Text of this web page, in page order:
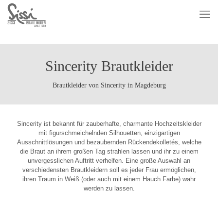
Sincerity Brautkleider
Brautkleider von Sincerity in Magdeburg
Sincerity ist bekannt für zauberhafte, charmante Hochzeitskleider
mit figurschmeichelnden Silhouetten, einzigartigen
Ausschnittlösungen und bezaubernden Rückendekolletés, welche
die Braut an ihrem großen Tag strahlen lassen und ihr zu einem
unvergesslichen Auftritt verhelfen. Eine große Auswahl an
verschiedensten Brautkleidern soll es jeder Frau ermöglichen,
ihren Traum in Weiß (oder auch mit einem Hauch Farbe) wahr
werden zu lassen.